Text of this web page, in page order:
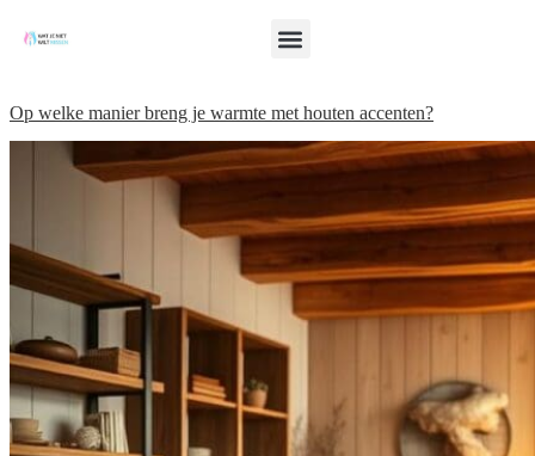
Op welke manier breng je warmte met houten accenten?